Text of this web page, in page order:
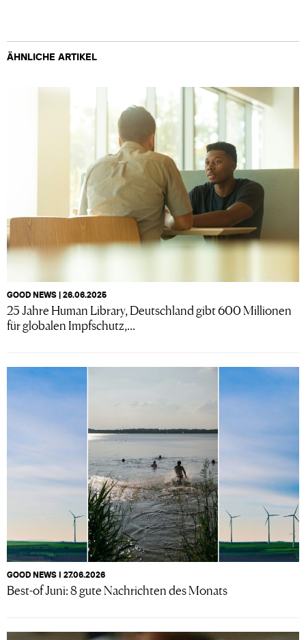
ÄHNLICHE ARTIKEL
GOOD NEWS | 26.06.2025
25 Jahre Human Library, Deutschland gibt 600 Millionen
für globalen Impfschutz,...
GOOD NEWS I 27.06.2026
Best-of Juni: 8 gute Nachrichten des Monats